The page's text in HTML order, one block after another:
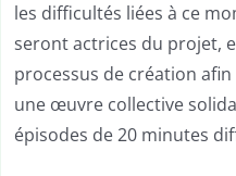
les difficultés liées à ce
seront actrices du projet,
processus de création
une œuvre collective
épisodes de 20 minutes